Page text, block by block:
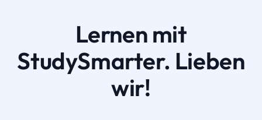
Lernen mit
StudySmarter. Lieben
wir!